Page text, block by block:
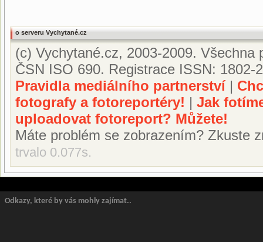
o serveru Vychytané.cz
(c) Vychytané.cz, 2003-2009.
ČSN ISO 690. Registrace ISSN: 1802-
Pravidla mediálního partnerství|
fotografy a fotoreportéry! | Jak
uploadovat fotoreport? Můžete!
Máte problém se zobrazením? Zkuste
trvalo 0.077s.
Odkazy, které by vás mohly zajímat..